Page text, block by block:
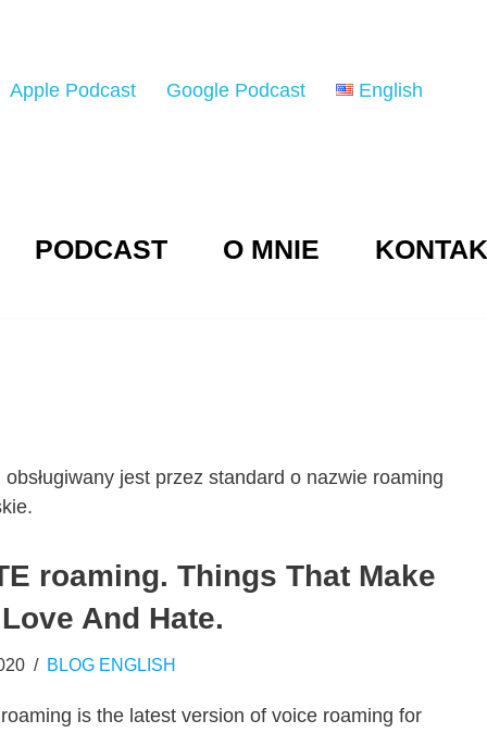
Apple Podcast Google Podcast English
PODCAST O MNIE
jest przez standard o nazwie roaming
roaming. Things That Make
And Hate.
BLOG ENGLISH
is the latest version of voice roaming for